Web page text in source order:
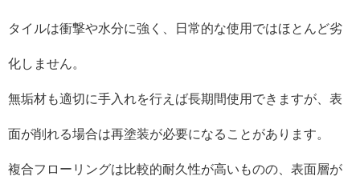
タイルは衝撃や水分に強く、日常的な使用ではほとんど劣
化しません。
無垢材も適切に手入れを行えば長期間使用できますが、表
面が削れる場合は再塗装が必要になることがあります。
複合フローリングは比較的耐久性が高いものの、表面層が